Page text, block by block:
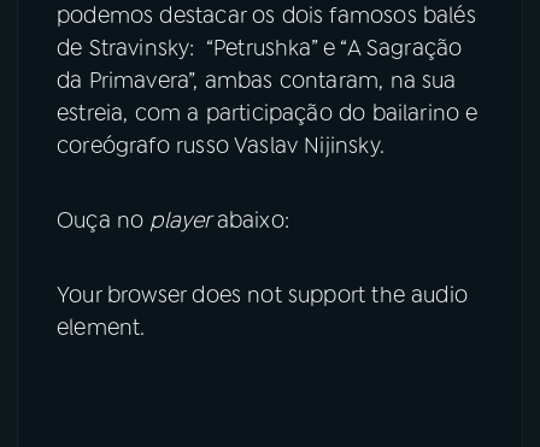
podemos destacar os dois famosos balés
de Stravinsky: “Petrushka” e “A Sagração
da Primavera”, ambas contaram, na sua
estreia, com a participação do bailarino e
coreógrafo russo Vaslav Nijinsky.
Ouça no playerabaixo:
Your browser does not support the audio
element.